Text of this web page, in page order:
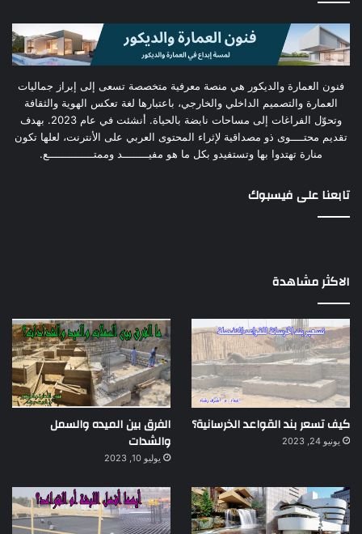
فنون العمارة والديكور هي منصة معرفية متخصصة تسعى إلى إبراز جماليات
العمارة والتصميم الداخلي والخارجي، باعتبارها لغة تعكس الهوية والثقافة
وتحوّل الفراغات إلى مساحات نابضة بالحياة. أنشئت في عام 2023. بهدف
تقديم محتــــوى ذو مصداقية لإثراء المحتوى العربي على الأنترنت، لعلها تكون
منارة تهتدوا بها وتستفيدو بكل ما هو مفيــــــــد وممتــــــــــــــع.
تابعنا على فيسبوك
الاكثر مشاهدة
كيف تسعر بند القواعد الخرسانية؟
يونيو 24, 2023
الفرق بين الميده والسمل
والشدات
يوليو 10, 2023